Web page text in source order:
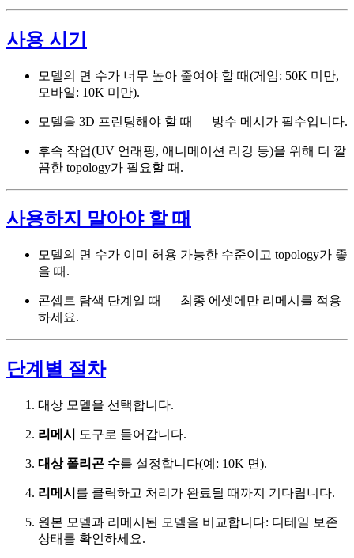
사용 시기
모델의 면 수가 너무 높아 줄여야 할 때(게임: 50K 미만,
모바일: 10K 미만).
모델을 3D 프린팅해야 할 때 — 방수 메시가 필수입니다.
후속 작업(UV 언래핑, 애니메이션 리깅 등)을 위해 더 깔
끔한 topology가 필요할 때.
사용하지 말아야 할 때
모델의 면 수가 이미 허용 가능한 수준이고 topology가 좋
을 때.
콘셉트 탐색 단계일 때 — 최종 에셋에만 리메시를 적용
하세요.
단계별 절차
대상 모델을 선택합니다.
리메시 도구로 들어갑니다.
대상 폴리곤 수를 설정합니다(예: 10K 면).
리메시 를 클릭하고 처리가 완료될 때까지 기다립니다.
원본 모델과 리메시된 모델을 비교합니다: 디테일 보존
상태를 확인하세요.